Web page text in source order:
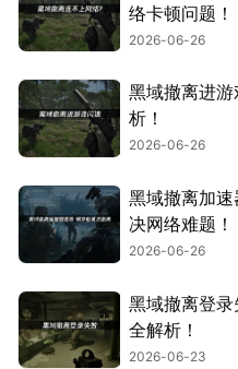
络卡顿问题！
2026-06-26
黑域撤离进
析！
2026-06-26
黑域撤离加
决网络难题！
2026-06-26
黑域撤离登
全解析！
2026-06-23